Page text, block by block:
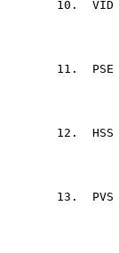
10. VID
11. PSE
12. HSS
13. PVS